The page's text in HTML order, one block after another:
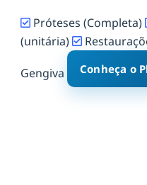
Próteses (Completa)
(unitária)
Gengiva Conheça o